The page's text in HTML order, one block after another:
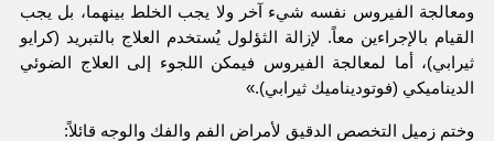
ومعالجة الفيروس نفسه شيء آخر ولا يجب الخلط بينهما، بل يجب
القيام بالإجراءين معاً. لإزالة الثؤلول يُستخدم العلاج بالتبريد (كرايو
ثيرابي)، أما لمعالجة الفيروس فيمكن اللجوء إلى العلاج الضوئي
الديناميكي (فوتوديناميك ثيرابي).»
وختم زميل التخصص الدقيق لأمراض الفم والفك والوجه قائلاً: